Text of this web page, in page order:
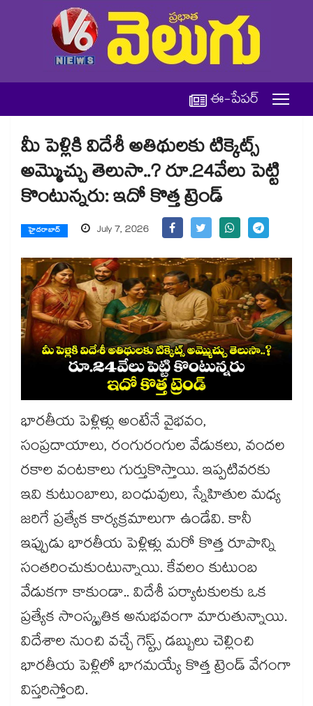
ఈ-పేపర్
మీ పెళ్లికి విదేశీ అతిథులకు టిక్కెట్స్
అమ్మెుచ్చు తెలుసా..? రూ.24వేలు పెట్టి
కొంటున్నరు: ఇదో కొత్త ట్రెండ్
హైదరాబాద్ July 7, 2026
భారతీయ పెళ్లిళ్లు అంటేనే వైభవం,
సంప్రదాయాలు, రంగురంగుల వేడుకలు, వందల
రకాల వంటకాలు గుర్తుకొస్తాయి. ఇప్పటివరకు
ఇవి కుటుంబాలు, బంధువులు, స్నేహితుల మధ్య
జరిగే ప్రత్యేక కార్యక్రమాలుగా ఉండేవి. కానీ
ఇప్పుడు భారతీయ పెళ్లిళ్లు మరో కొత్త రూపాన్ని
సంతరించుకుంటున్నాయి. కేవలం కుటుంబ
వేడుకగా కాకుండా.. విదేశీ పర్యాటకులకు ఒక
ప్రత్యేక సాంస్కృతిక అనుభవంగా మారుతున్నాయి.
విదేశాల నుంచి వచ్చే గెస్ట్స్ డబ్బులు చెల్లించి
భారతీయ పెళ్లిలో భాగమయ్యే కొత్త ట్రెండ్ వేగంగా
విస్తరిస్తోంది.